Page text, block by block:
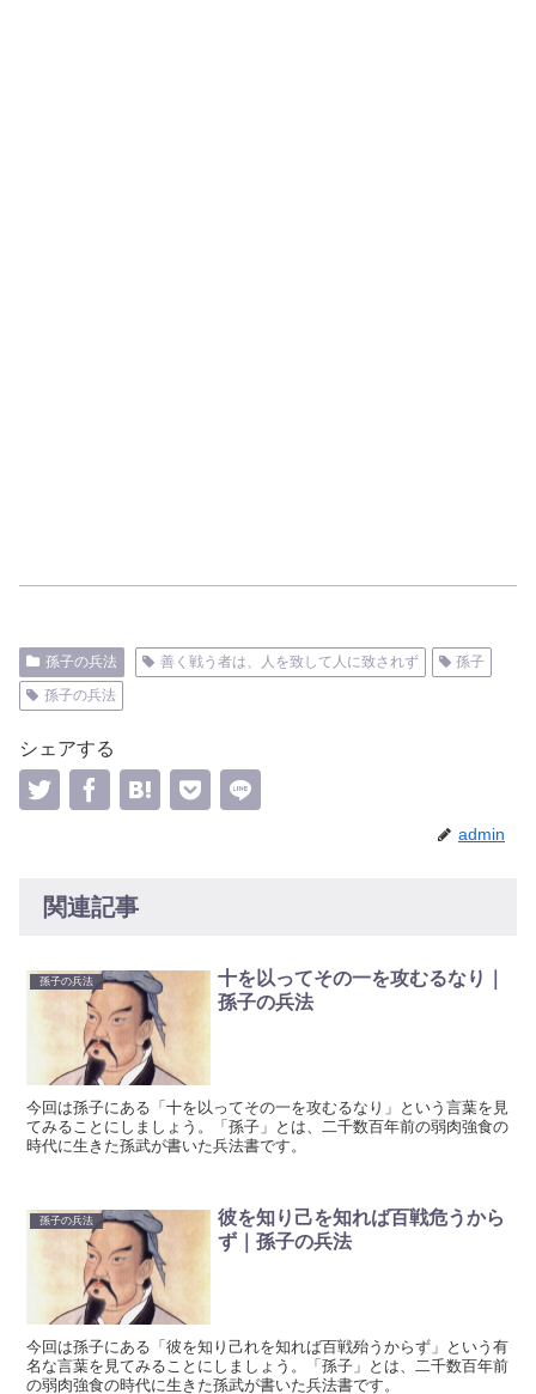
孫子の兵法 善く戦う者は、人を致して人に致されず
孫子
孫子の兵法
シェアする
admin
関連記事
孫子の兵法
十を以ってその一を攻むるなり｜
孫子の兵法
今回は孫子にある「十を以ってその一を攻むるなり」という言葉を見
てみることにしましょう。「孫子」とは、二千数百年前の弱肉強食の
時代に生きた孫武が書いた兵法書です。
孫子の兵法
彼を知り己を知れば百戦危うから
ず｜孫子の兵法
今回は孫子にある「彼を知り己れを知れば百戦殆うからず」という有
名な言葉を見てみることにしましょう。「孫子」とは、二千数百年前
の弱肉強食の時代に生きた孫武が書いた兵法書です。